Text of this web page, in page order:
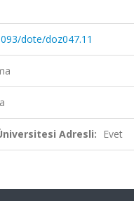
dote/doz047.11
Adresli: Evet